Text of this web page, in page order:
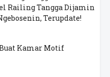
Tangga Rumah
Railing Tangga Dijamin
Terupdate!
Kamar Motif